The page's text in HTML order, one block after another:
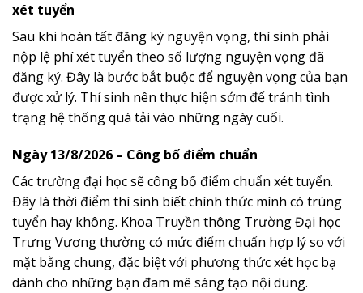
xét tuyển
Sau khi hoàn tất đăng ký nguyện vọng, thí sinh phải
nộp lệ phí xét tuyển theo số lượng nguyện vọng đã
đăng ký. Đây là bước bắt buộc để nguyện vọng của bạn
được xử lý. Thí sinh nên thực hiện sớm để tránh tình
trạng hệ thống quá tải vào những ngày cuối.
Ngày 13/8/2026 – Công bố điểm chuẩn
Các trường đại học sẽ công bố điểm chuẩn xét tuyển.
Đây là thời điểm thí sinh biết chính thức mình có trúng
tuyển hay không. Khoa Truyền thông Trường Đại học
Trưng Vương thường có mức điểm chuẩn hợp lý so với
mặt bằng chung, đặc biệt với phương thức xét học bạ
dành cho những bạn đam mê sáng tạo nội dung.